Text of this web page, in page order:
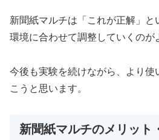
新聞紙マルチは「これが正解」
環境に合わせて調整していくのが
今後も実験を続けながら、より使
こうと思います。
新聞紙マルチのメリット